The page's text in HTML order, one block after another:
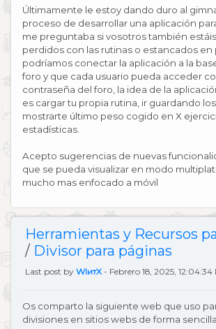
Últimamente le estoy dando duro al
proceso de desarrollar una aplicación
me preguntaba si vosotros también
perdidos con las rutinas o estancados en
podríamos conectar la aplicación a la
foro y que cada usuario pueda acceder
contraseña del foro, la idea de la
es cargar tu propia rutina, ir guardando
mostrarte último peso cogido en X
estadísticas.
Acepto sugerencias de nuevas
que se pueda visualizar en modo
mucho mas enfocado a móvil
Herramientas y Recursos
/ Divisor para páginas
Last post by WIитX - Febrero 18, 2025, 12:04:34
Os comparto la siguiente web que uso
divisiones en sitios webs de forma sencilla